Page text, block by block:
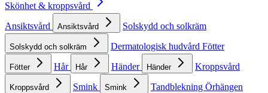
Skönhet & kroppsvård
Ansiktsvård
Ansiktsvård Solskydd och solkräm
Solskydd och solkräm Dermatologisk hudvård Fötter
Fötter Hår Hår Händer Händer Kroppsvård
Kroppsvård Smink Smink Tandblekning Örhängen